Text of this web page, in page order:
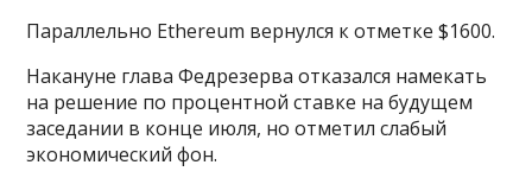
Параллельно Ethereum вернулся к отметке $1600.
Накануне глава Федрезерва отказался намекать
на решение по процентной ставке на будущем
заседании в конце июля, но отметил слабый
экономический фон.